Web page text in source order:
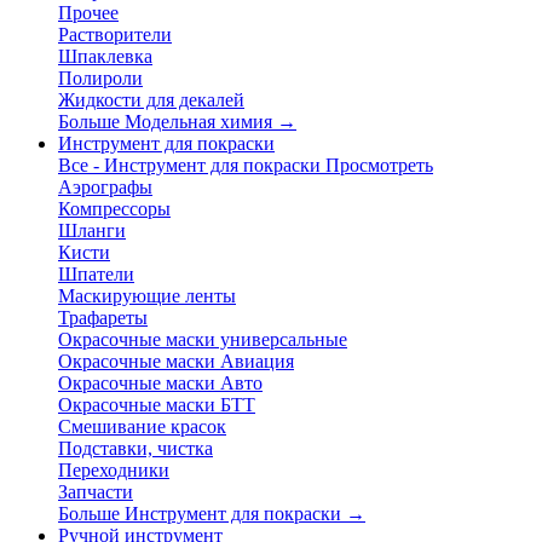
Прочее
Растворители
Шпаклевка
Полироли
Жидкости для декалей
Больше Модельная химия →
Инструмент для покраски
Все - Инструмент для покраски Просмотреть
Аэрографы
Компрессоры
Шланги
Кисти
Шпатели
Маскирующие ленты
Трафареты
Окрасочные маски универсальные
Окрасочные маски Авиация
Окрасочные маски Авто
Окрасочные маски БТТ
Смешивание красок
Подставки, чистка
Переходники
Запчасти
Больше Инструмент для покраски →
Ручной инструмент